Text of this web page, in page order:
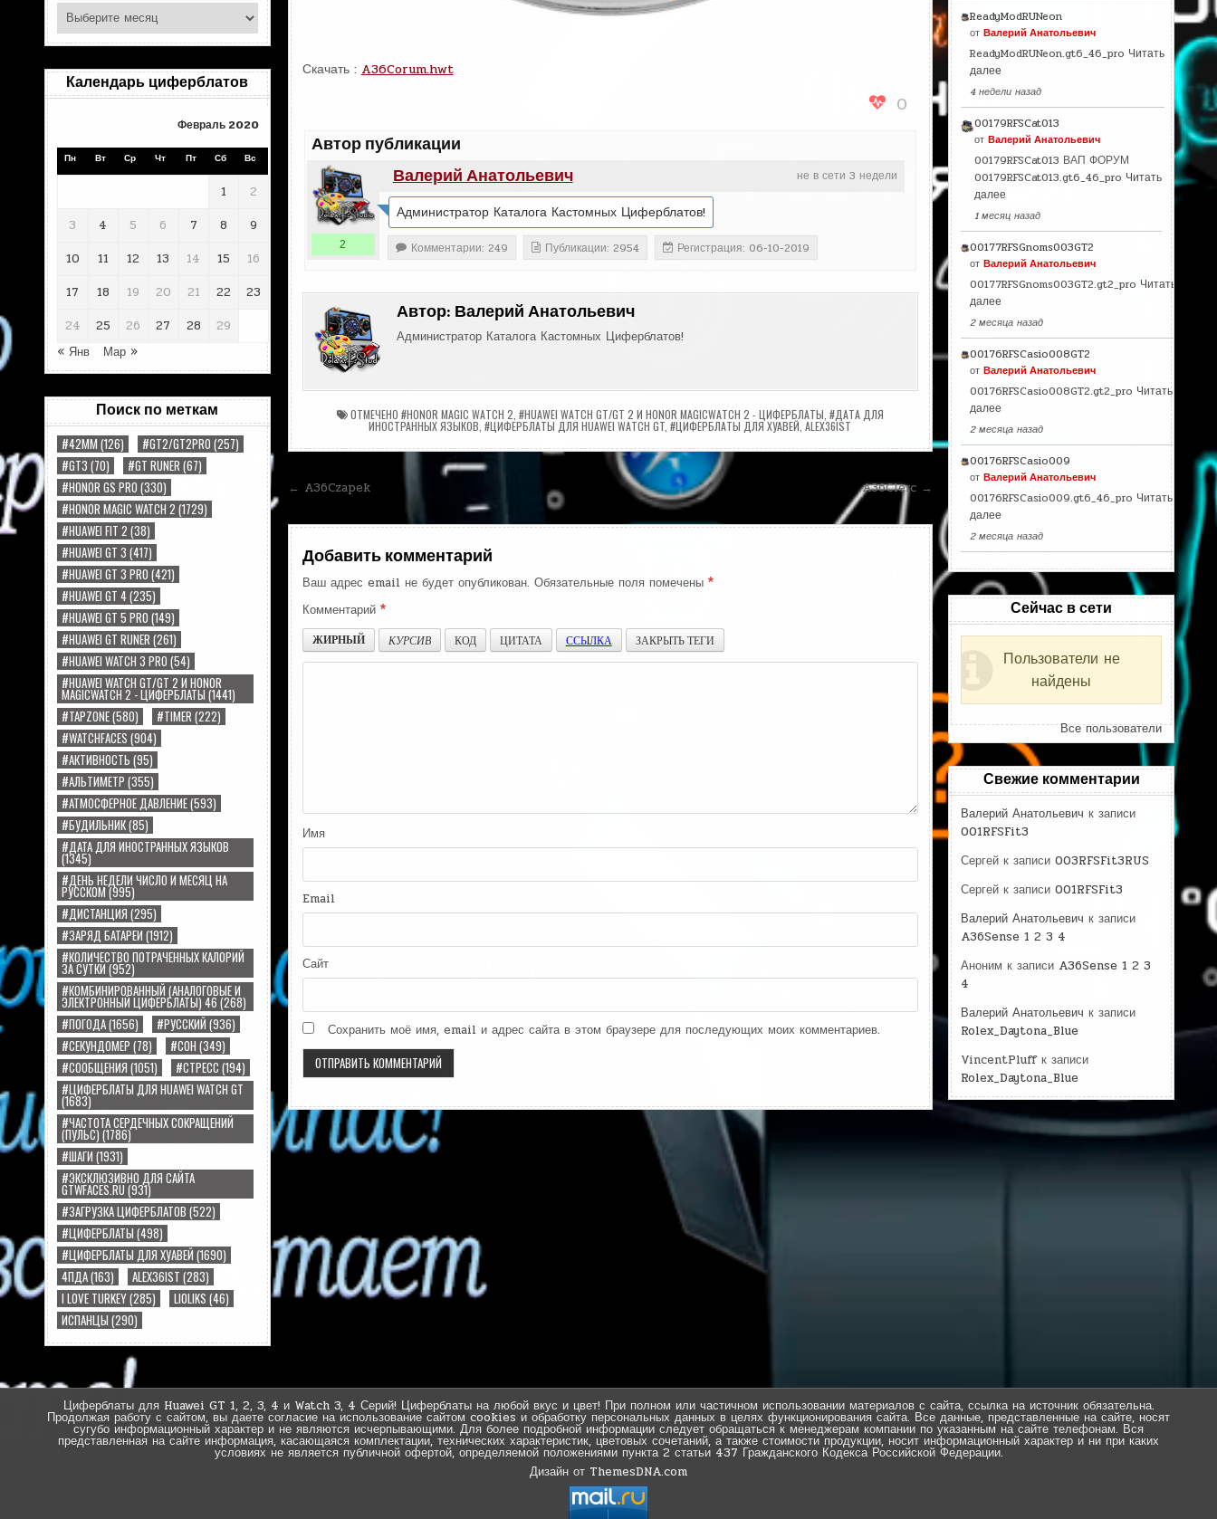
Циферблаты
месяцам
Календарь циферблатов
Февраль 2020
Пн Вт Ср Чт Пт Сб Вс
1
2
3
4 5 6 7 8
9
10
11 12 13 14 15
16
17
18 19 20 21 22
23
24
25 26 27 28
29
« Янв
Мар »
Поиск по меткам
#42MM (126) #GT2/GT2PRO (257)
#GT3 (70) #GT RUNER (67)
#HONOR GS PRO (330)
#HONOR MAGIC WATCH 2 (1729)
#HUAWEI FIT 2 (38)
#HUAWEI GT 3 (417)
#HUAWEI GT 3 PRO (421)
#HUAWEI GT 4(235)
#HUAWEI GT 5 PRO (149)
#HUAWEI GT RUNER (261)
#HUAWEI WATCH 3 PRO (54)
#HUAWEI WATCH GT/GT 2 И HONOR
MAGICWATCH 2 - ЦИФЕРБЛАТЫ(1441)
#TAPZONE(580) #TIMER (222)
#WATCHFACES (904)
#АКТИВНОСТЬ (95)
#АЛЬТИМЕТР (355)
#АТМОСФЕРНОЕ ДАВЛЕНИЕ(593)
#БУДИЛЬНИК(85)
#ДАТА ДЛЯ ИНОСТРАННЫХ ЯЗЫКОВ
(1345)
#ДЕНЬ НЕДЕЛИ ЧИСЛО И МЕСЯЦ НА
РУССКОМ(995)
#ДИСТАНЦИЯ (295)
#ЗАРЯД БАТАРЕИ (1912)
#КОЛИЧЕСТВО ПОТРАЧЕННЫХ КАЛОРИЙ
ЗА СУТКИ(952)
#КОМБИНИРОВАННЫЙ (АНАЛОГОВЫЕ И
ЭЛЕКТРОННЫЙ ЦИФЕРБЛАТЫ) 46(268)
#ПОГОДА(1656) #РУССКИЙ (936)
#СЕКУНДОМЕР (78) #СОН (349)
#СООБЩЕНИЯ (1051) #СТРЕСС (194)
#ЦИФЕРБЛАТЫ ДЛЯ HUAWEI WATCH GT
(1683)
#ЧАСТОТА СЕРДЕЧНЫХ СОКРАЩЕНИЙ
(ПУЛЬС)(1786)
#ШАГИ (1931)
#ЭКСКЛЮЗИВНО ДЛЯ САЙТА
GTWFACES.RU(931)
#ЗАГРУЗКА ЦИФЕРБЛАТОВ (522)
#ЦИФЕРБЛАТЫ (498)
#ЦИФЕРБЛАТЫ ДЛЯ ХУАВЕЙ (1690)
4ПДА(163) ALEX36IST (283)
I LOVE TURKEY(285) LIOLIKS (46)
ИСПАНЦЫ (290)
Скачать :A36Corum.hwt
0
Автор публикации
не в сети 3 недели
Валерий Анатольевич
2
Администратор Каталога Кастомных Циферблатов!
Комментарии: 249 Публикации: 2954 Регистрация: 06-10-2019
Автор: Валерий Анатольевич
Администратор Каталога Кастомных Циферблатов!
ОТМЕЧЕНО #HONOR MAGIC WATCH 2, #HUAWEI WATCH GT/GT 2 И HONOR MAGICWATCH 2 - ЦИФЕРБЛАТЫ, #ДАТА ДЛЯ
ИНОСТРАННЫХ ЯЗЫКОВ,#ЦИФЕРБЛАТЫ ДЛЯ HUAWEI WATCH GT,#ЦИФЕРБЛАТЫ ДЛЯ ХУАВЕЙ,ALEX36IST
Навигация
по
записям
A36Clerc →
← A36Czapek
Добавить комментарий
Ваш адрес email не будет опубликован. Обязательные поля помечены *
Комментарий *
ЖИРНЫЙ
КУРСИВ КОД ЦИТАТА ССЫЛКА ЗАКРЫТЬ ТЕГИ
Имя
Email
Сайт
Сохранить моё имя, email и адрес сайта в этом браузере для последующих моих комментариев.
ReadyModRUNeon
от Валерий Анатольевич
ReadyModRUNeon.gt6_46_pro Читать
далее
4 недели назад
00179RFSCat013
от Валерий Анатольевич
00179RFSCat013 ВАП ФОРУМ
00179RFSCat013.gt6_46_pro Читать
далее
1 месяц назад
00177RFSGnoms003GT2
от Валерий Анатольевич
00177RFSGnoms003GT2.gt2_pro Читать
далее
2 месяца назад
00176RFSCasio008GT2
от Валерий Анатольевич
00176RFSCasio008GT2.gt2_pro Читать
далее
2 месяца назад
00176RFSCasio009
от Валерий Анатольевич
00176RFSCasio009.gt6_46_pro Читать
далее
2 месяца назад
Сейчас в сети
Пользователи не
найдены
Все пользователи
Свежие комментарии
Валерий Анатольевич к записи
001RFSFit3
Сергей к записи 003RFSFit3RUS
Сергей к записи 001RFSFit3
Валерий Анатольевич к записи
A36Sense 1 2 3 4
Аноним к записи A36Sense 1 2 3
4
Валерий Анатольевич к записи
Rolex_Daytona_Blue
VincentPluffк записи
Rolex_Daytona_Blue
Циферблаты для Huawei GT 1, 2, 3, 4 и Watch 3, 4 Серий! Циферблаты на любой вкус и цвет! При полном или частичном использовании материалов с сайта, ссылка на источник обязательна.
Продолжая работу с сайтом, вы даете согласие на использование сайтом cookies и обработку персональных данных в целях функционирования сайта. Все данные, представленные на сайте, носят
сугубо информационный характер и не являются исчерпывающими. Для более подробной информации следует обращаться к менеджерам компании по указанным на сайте телефонам. Вся
представленная на сайте информация, касающаяся комплектации, технических характеристик, цветовых сочетаний, а также стоимости продукции, носит информационный характер и ни при каких
условиях не является публичной офертой, определяемой положениями пункта 2 статьи 437 Гражданского Кодекса Российской Федерации.
Дизайн от ThemesDNA.com